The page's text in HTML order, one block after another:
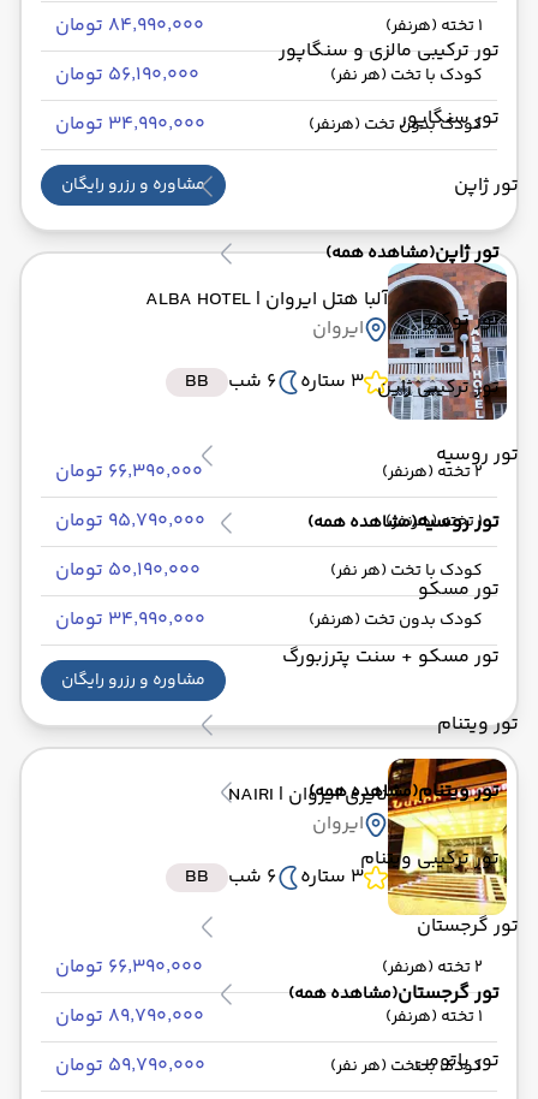
تور ترکیبی مالزی و سنگاپور
تور سنگاپور
تور ژاپن
تور ژاپن(مشاهده همه)
تور توکیو
تور ترکیبی ژاپن
تور روسیه
تور روسیه(مشاهده همه)
تور مسکو
تور مسکو + سنت پترزبورگ
تور ویتنام
تور ویتنام(مشاهده همه)
تور ترکیبی ویتنام
تور گرجستان
تور گرجستان(مشاهده همه)
تور باتومی
1 تخته (هرنفر) ۸۴٬۹۹۰٬۰۰۰ تومان
کودک با تخت (هر نفر) ۵۶٬۱۹۰٬۰۰۰ تومان
کودک بدون تخت (هرنفر) ۳۴٬۹۹۰٬۰۰۰ تومان
مشاوره و رزرو رایگان
آلبا هتل ایروان | ALBA HOTEL
ایروان
3 ستاره
6 شب BB
2 تخته (هرنفر) ۶۶٬۳۹۰٬۰۰۰ تومان
1 تخته (هرنفر) ۹۵٬۷۹۰٬۰۰۰ تومان
کودک با تخت (هر نفر) ۵۰٬۱۹۰٬۰۰۰ تومان
کودک بدون تخت (هرنفر) ۳۴٬۹۹۰٬۰۰۰ تومان
مشاوره و رزرو رایگان
نایری ایروان | NAIRI
ایروان
3 ستاره
6 شب BB
2 تخته (هرنفر) ۶۶٬۳۹۰٬۰۰۰ تومان
1 تخته (هرنفر) ۸۹٬۷۹۰٬۰۰۰ تومان
کودک با تخت (هر نفر) ۵۹٬۷۹۰٬۰۰۰ تومان